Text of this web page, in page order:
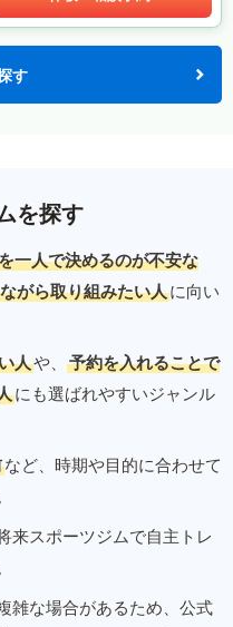
す
を探す
一人で決めるのが不安な
がら取り組みたい人に向い
人や、
予約を入れることで
にも選ばれやすいジャンル
など、時期や目的に合わせて
来スポーツジムで自主トレ
雑な場合があるため、公式